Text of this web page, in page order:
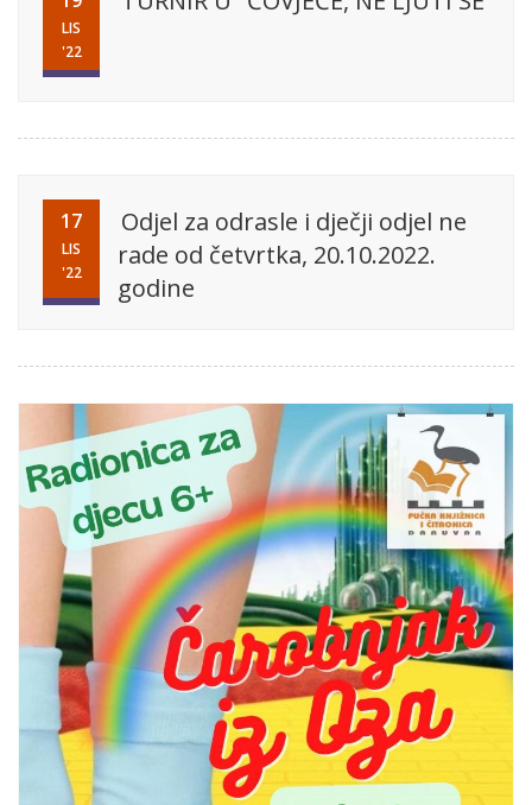
LIS
'22
17
LIS
'22
Odjel za odrasle i dječji odjel ne
rade od četvrtka, 20.10.2022.
godine